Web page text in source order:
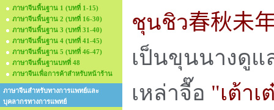
ภาษาจีนพื้นฐาน 1 (บทที่ 1-15)
ภาษาจีนพื้นฐาน 2 (บทที่ 16-30)
ภาษาจีนพื้นฐาน 3 (บทที่ 31-40)
ภาษาจีนพื้นฐาน 4 (บทที่ 41-45)
ภาษาจีนพื้นฐาน 5 (บทที่ 46-47)
ภาษาจีนพื้นฐานบทที่ 48
ภาษาจีนเพื่อการค้าสำหรับหน้าร้าน
ภาษาจีนสำหรับทางการแพทย์และ
บุคลากรทางการแพทย์
ชุนชิว春秋未
เป็นขุนนางดูแ
เหล่าจื๊อ "เต้าเ